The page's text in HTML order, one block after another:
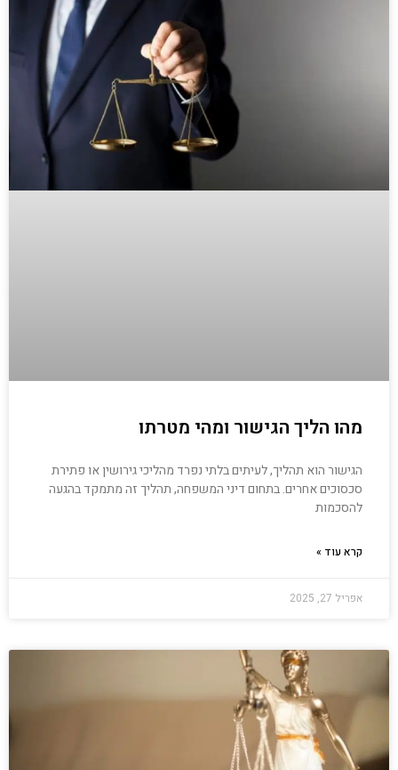
מהו הליך הגישור ומהי מטרתו
הגישור הוא תהליך, לעיתים בלתי נפרד מהליכי גירושין או פתירת
סכסוכים אחרים. בתחום דיני המשפחה, תהליך זה מתמקד בהגעה
להסכמות
קרא עוד »
אפריל 27, 2025